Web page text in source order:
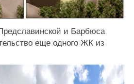
и Барбюса
еще одного ЖК из